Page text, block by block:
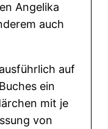
Angelika
auch
auf
ein
mit je
von